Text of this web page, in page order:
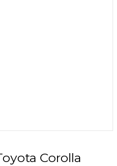
Corolla